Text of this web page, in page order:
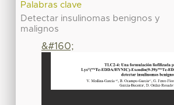
Palabras clave
Detectar insulinomas benignos y
malignos
&#160;